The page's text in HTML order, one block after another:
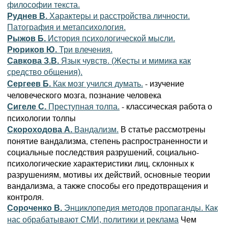
философии текста.
Руднев В. Характеры и расстройства личности.
Патография и метапсихология.
Рыжов Б. История психологической мысли.
Рюриков Ю. Три влечения.
Савкова З.В. Язык чувств. (Жесты и мимика как
средство общения).
Сергеев Б. Как мозг учился думать. - изучение
человеческого мозга, познание человека
Сигеле С. Преступная толпа. - классическая работа о
психологии толпы
Скороходова А. Вандализм. В статье рассмотрены
понятие вандализма, степень распространенности и
социальные последствия разрушений, социально-
психологические характеристики лиц, склонных к
разрушениям, мотивы их действий, основные теории
вандализма, а также способы его предотвращения и
контроля.
Сороченко В. Энциклопедия методов пропаганды. Как
нас обрабатывают СМИ, политики и реклама Чем